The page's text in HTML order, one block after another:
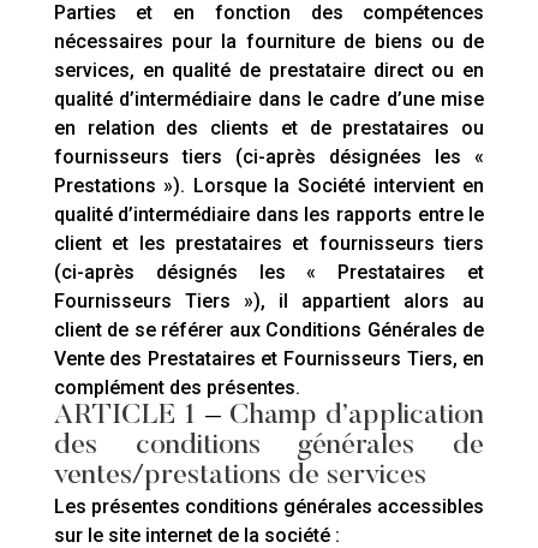
Parties et en fonction des compétences
nécessaires pour la fourniture de biens ou de
services, en qualité de prestataire direct ou en
qualité d’intermédiaire dans le cadre d’une mise
en relation des clients et de prestataires ou
fournisseurs tiers (ci-après désignées les «
Prestations »). Lorsque la Société intervient en
qualité d’intermédiaire dans les rapports entre le
client et les prestataires et fournisseurs tiers
(ci-après désignés les « Prestataires et
Fournisseurs Tiers »), il appartient alors au
client de se référer aux Conditions Générales de
Vente des Prestataires et Fournisseurs Tiers, en
complément des présentes.
ARTICLE 1 – Champ d’application
des conditions générales de
ventes/prestations de services
Les présentes conditions générales accessibles
sur le site internet de la société :